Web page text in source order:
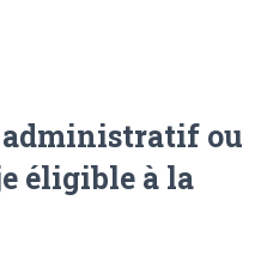
administratif ou
éligible à la